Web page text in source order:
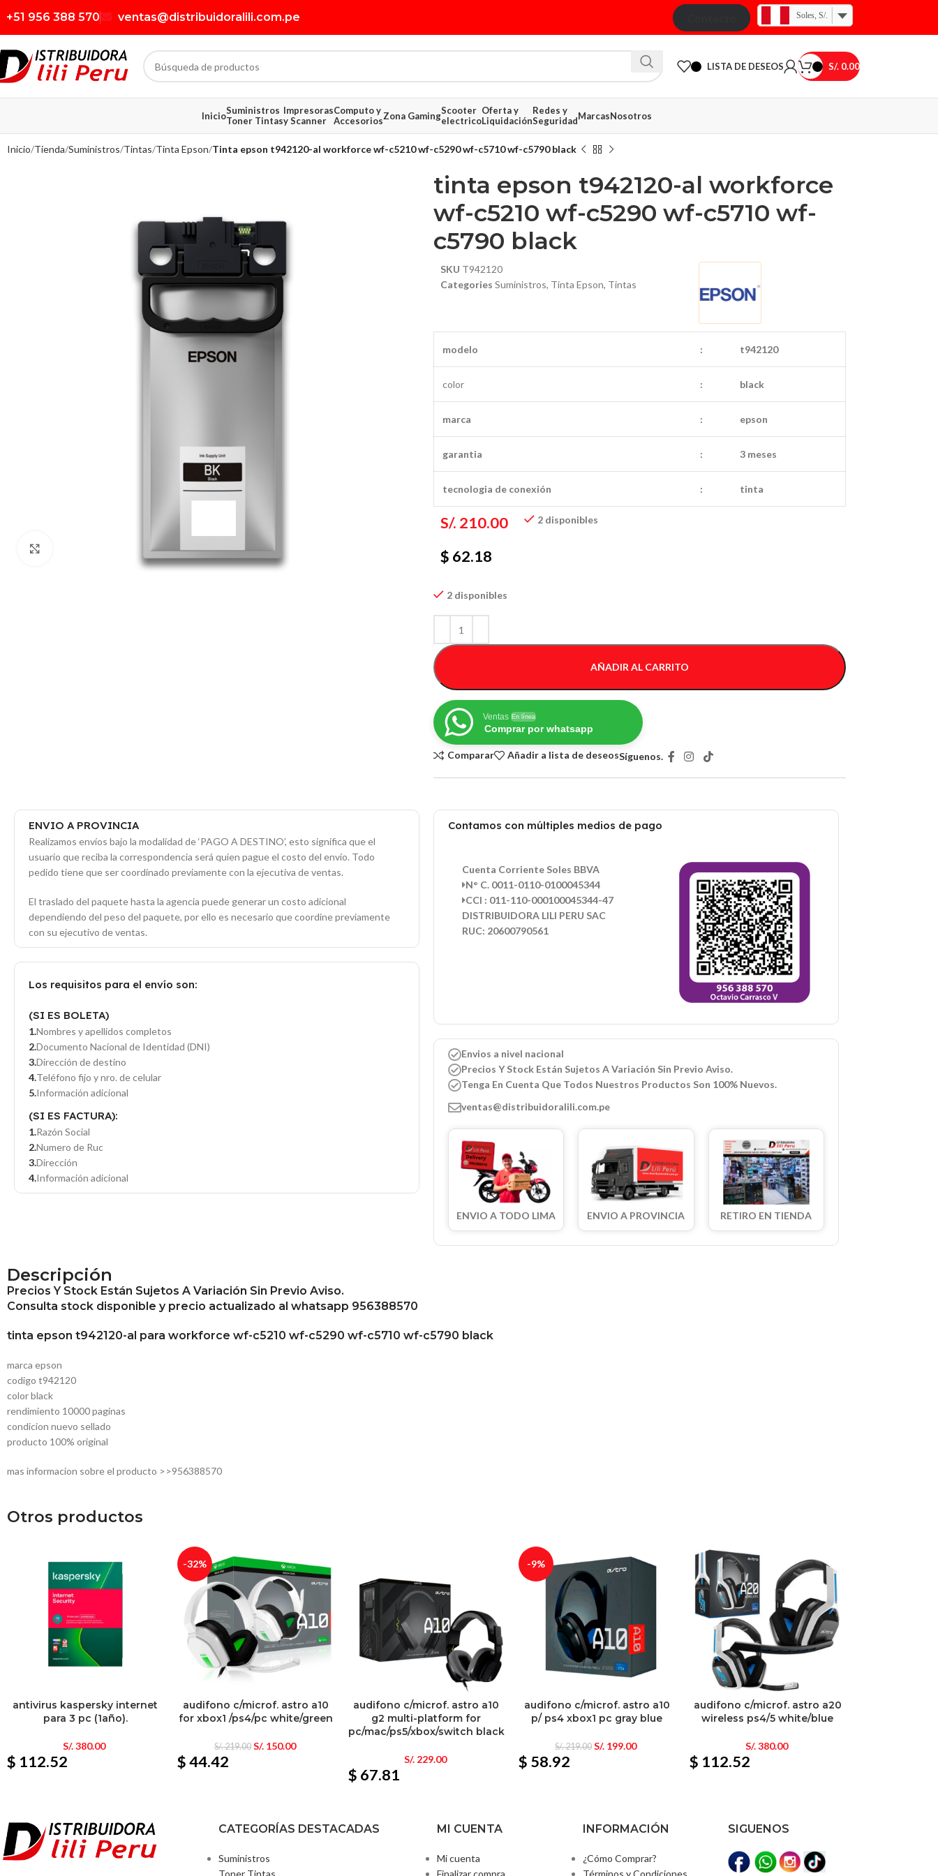
+51 956 388 570 ventas@distribuidoralili.com.pe Soles, S/.
LISTA DE DESEOS S/. 0.00
InicioSuministros
Toner Tintas
Impresoras
y Scanner
Computo y
AccesoriosZona GamingScooter
electrico
Oferta y
Liquidación
Redes y
SeguridadMarcasNosotros
Inicio Tienda Suministros Tintas Tinta Epson Tinta epson t942120-al workforce wf-c5210 wf-c5290 wf-c5710 wf-c5790 black
$ 62.18
Haga Click para agrandar
tinta epson t942120-al workforce
wf-c5210 wf-c5290 wf-c5710 wf-
c5790 black
SKU T942120
Categories Suministros, Tinta Epson, Tintas
modelo : t942120
color : black
marca : epson
garantia : 3 meses
tecnologia de conexión : tinta
S/. 210.00
$ 62.18
2 disponibles
2 disponibles
AÑADIR AL CARRITO
Ventas En línea
Comprar por whatsapp
Comparar Añadir a lista de deseosSíguenos.
ENVIO A PROVINCIA
Realizamos envíos bajo la modalidad de ‘PAGO A DESTINO’, esto significa que el
usuario que reciba la correspondencia será quien pague el costo del envío. Todo
pedido tiene que ser coordinado previamente con la ejecutiva de ventas.
El traslado del paquete hasta la agencia puede generar un costo adicional
dependiendo del peso del paquete, por ello es necesario que coordine previamente
con su ejecutivo de ventas.
Los requisitos para el envío son:
(SI ES BOLETA)
Nombres y apellidos completos
Documento Nacional de Identidad (DNI)
Dirección de destino
Teléfono fijo y nro. de celular
Información adicional
(SI ES FACTURA):
Razón Social
Numero de Ruc
Dirección
Información adicional
Contamos con múltiples medios de pago
Cuenta Corriente Soles BBVA
N° C. 0011-0110-0100045344
CCI : 011-110-000100045344-47
DISTRIBUIDORA LILI PERU SAC
RUC: 20600790561
Envios a nivel nacional
Precios Y Stock Están Sujetos A Variación Sin Previo Aviso.
Tenga En Cuenta Que Todos Nuestros Productos Son 100% Nuevos.
ventas@distribuidoralili.com.pe
ENVIO A TODO LIMA ENVIO A PROVINCIA RETIRO EN TIENDA
Descripción
Precios Y Stock Están Sujetos A Variación Sin Previo Aviso.
Consulta stock disponible y precio actualizado al whatsapp 956388570
tinta epson t942120-al para workforce wf-c5210 wf-c5290 wf-c5710 wf-c5790 black
marca epson
codigo t942120
color black
rendimiento 10000 paginas
condicion nuevo sellado
producto 100% original
mas informacion sobre el producto >>956388570
Otros productos
antivirus kaspersky internet
para 3 pc (1año).
S/.380.00
$ 112.52
-32%
audifono c/microf. astro a10
for xbox1 /ps4/pc white/green
S/.219.00 S/.150.00
$ 44.42
audifono c/microf. astro a10
g2 multi-platform for
pc/mac/ps5/xbox/switch black
S/.229.00
$ 67.81
-9%
audifono c/microf. astro a10
p/ ps4 xbox1 pc gray blue
S/.219.00 S/. 199.00
$ 58.92
audifono c/microf. astro a20
wireless ps4/5 white/blue
S/.380.00
$ 112.52
CATEGORÍAS DESTACADAS
Suministros
Toner Tintas
MI CUENTA
Mi cuenta
Finalizar compra
INFORMACIÓN
¿Cómo Comprar?
Términos y Condiciones
SIGUENOS